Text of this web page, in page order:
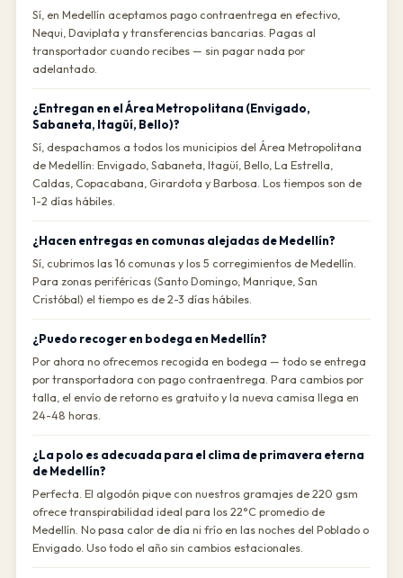
Sí, en Medellín aceptamos pago contraentrega en efectivo,
Nequi, Daviplata y transferencias bancarias. Pagas al
transportador cuando recibes — sin pagar nada por
adelantado.
¿Entregan en el Área Metropolitana (Envigado,
Sabaneta, Itagüí, Bello)?
Sí, despachamos a todos los municipios del Área Metropolitana
de Medellín: Envigado, Sabaneta, Itagüí, Bello, La Estrella,
Caldas, Copacabana, Girardota y Barbosa. Los tiempos son de
1-2 días hábiles.
¿Hacen entregas en comunas alejadas de Medellín?
Sí, cubrimos las 16 comunas y los 5 corregimientos de Medellín.
Para zonas periféricas (Santo Domingo, Manrique, San
Cristóbal) el tiempo es de 2-3 días hábiles.
¿Puedo recoger en bodega en Medellín?
Por ahora no ofrecemos recogida en bodega — todo se entrega
por transportadora con pago contraentrega. Para cambios por
talla, el envío de retorno es gratuito y la nueva camisa llega en
24-48 horas.
¿La polo es adecuada para el clima de primavera eterna
de Medellín?
Perfecta. El algodón pique con nuestros gramajes de 220 gsm
ofrece transpirabilidad ideal para los 22°C promedio de
Medellín. No pasa calor de día ni frío en las noches del Poblado o
Envigado. Uso todo el año sin cambios estacionales.